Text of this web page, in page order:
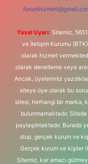
Yasal Uyarı: Sitemiz,
ve İletişim Kurumu
olarak hizmet
olarak denetleme veya
Ancak, üyelerimiz
siteye üye olarak bu
sitesi, herhangi bir marka,
bulunmamaktadır.
paylaşılmaktadır. Burada
olup, gerçek kurum ve
Gerçek kurum ve kişiler
Sitemiz, kar amacı